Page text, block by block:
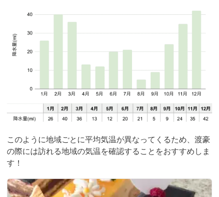
このように地域ごとに平均気温が異なってくるため、渡豪
の際には訪れる地域の気温を確認することをおすすめしま
す！